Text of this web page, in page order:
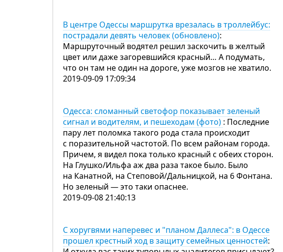
В центре Одессы маршрутка врезалась в троллейбус:
пострадали девять человек (обновлено):
Маршруточный водятел решил заскочить в желтый
цвет или даже загоревшийся красный… А подумать,
что он там не один на дороге, уже мозгов не хватило.
2019-09-09 17:09:34
Одесса: сломанный светофор показывает зеленый
сигнал и водителям, и пешеходам (фото) : Последние
пару лет поломка такого рода стала происходит
с поразительной частотой. По всем районам города.
Причем, я видел пока только красный с обеих сторон.
На Глушко/Ильфа аж два раза такое было. Было
на Канатной, на Степовой/Дальницкой, на 6 Фонтана.
Но зеленый — это таки опаснее.
2019-09-08 21:40:13
С хоругвями наперевес и "планом Даллеса": в Одессе
прошел крестный ход в защиту семейных ценностей: